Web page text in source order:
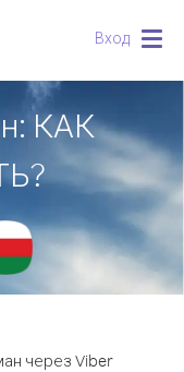
Вход
КАК
через Viber